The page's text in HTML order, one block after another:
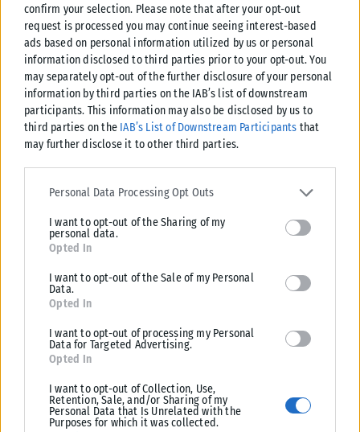
confirm your selection. Please note that after your opt-out
request is processed you may continue seeing interest-based
ads based on personal information utilized by us or personal
information disclosed to third parties prior to your opt-out. You
may separately opt-out of the further disclosure of your personal
information by third parties on the IAB’s list of downstream
participants. This information may also be disclosed by us to
third parties on the IAB’s List of Downstream Participants that
may further disclose it to other third parties.
Please note that this website/app uses one or more Google
services and may gather and store information including but not
deny consent to Google and its third-party tags to use your data
for below specified purposes in below Google consent section.
Personal Data Processing Opt Outs
I want to opt-out of the Sharing of my
personal data.
Opted In
I want to opt-out of the Sale of my Personal
Data.
Opted In
I want to opt-out of processing my Personal
Data for Targeted Advertising.
Opted In
I want to opt-out of Collection, Use,
Retention, Sale, and/or Sharing of my
Personal Data that Is Unrelated with the
Purposes for which it was collected.
Σχετικά Άρθρα
Το Σαββατοκύριακο ανήκει σε αυτά τα 2 ζώδια: Έρωτας,
χρήμα και τύχη χωρίς φρένο
Επιτέλους, το σύμπαν αποφάσισε να αφήσει στην άκρη τα νεύρα, τις